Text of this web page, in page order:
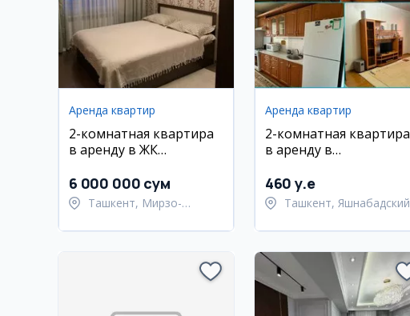
Аренда квартир
2-комнатная квартира
в аренду в ЖК
виладж
6 000 000 сум
Ташкент, Мирзо-
Аренда квартир
2-комнатная квартира
в аренду в
ул. Мухтар Ашрафи
460 y.e
Ташкент, Яшнабадский